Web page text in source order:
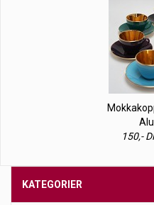
150,-
KATEGORIER